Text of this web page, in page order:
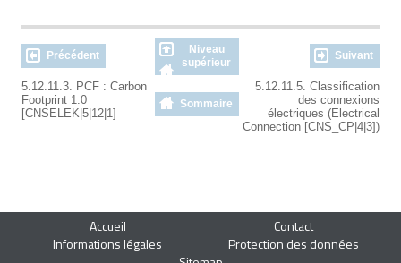
Précédent
Niveau
supérieur
Suivant
5.12.11.3. PCF : Carbon
Footprint 1.0
[CNSELEK|5|12|1]
Sommaire
5.12.11.5. Classification
des connexions
électriques (Electrical
Connection [CNS_CP|4|3])
Accueil
Contact
Informations légales
Protection des données